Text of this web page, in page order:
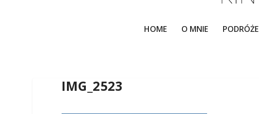
HOME O MNIE PODRÓŻE
IMG_2523